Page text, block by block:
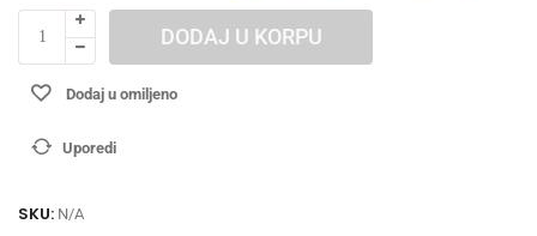
DODAJ U KORPU
Dodaj u omiljeno
Uporedi
SKU: N/A